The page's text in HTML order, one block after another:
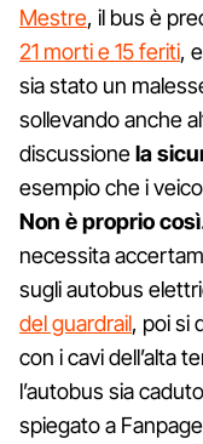
Mestre, il bus è
21 morti e 15 feriti,
sia stato un
sollevando anche
discussionela
esempio che i
Non è proprio
necessita
sugli autobus
del guardrail, poi si
con i cavi dell’alta
l’autobus sia
spiegato a